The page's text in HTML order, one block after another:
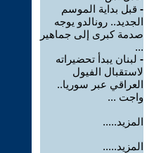
- قبل بداية الموسم
الجديد.. رونالدو يوجه
صدمة كبرى إلى جماهير
...
- لبنان يبدأ تحضيراته
لاستقبال الفيول
العراقي عبر سوريا..
واجت ...
المزيد.....
المزيد.....